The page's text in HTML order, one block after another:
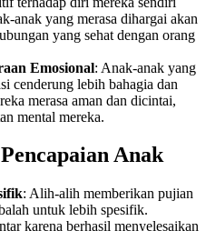
anak yang merasa dihargai akan
yang sehat dengan orang
Emosional: Anak-anak yang
cenderung lebih bahagia dan
merasa aman dan dicintai,
mental mereka.
Anak
: Alih-alih memberikan pujian
untuk lebih spesifik.
karena berhasil menyelesaikan